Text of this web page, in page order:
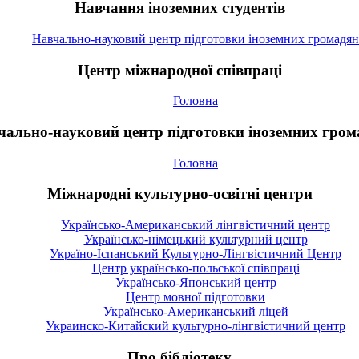
Навчання іноземних студентів
Навчально-науковий центр підготовки іноземних громадян
Центр міжнародної співпраці
Головна
науковий центр підготовки іноземних
Головна
Міжнародні культурно-освітні центри
Українсько-Американський лінгвістичний центр
Українсько-німецький культурний центр
Україно-Іспанський Культурно-Лінгвістичний Центр
Центр українсько-польської співпраці
Українсько-Японський центр
Центр мовної підготовки
Українсько-Американський ліцей
Украинско-Китайский культурно-лінгвістичний центр